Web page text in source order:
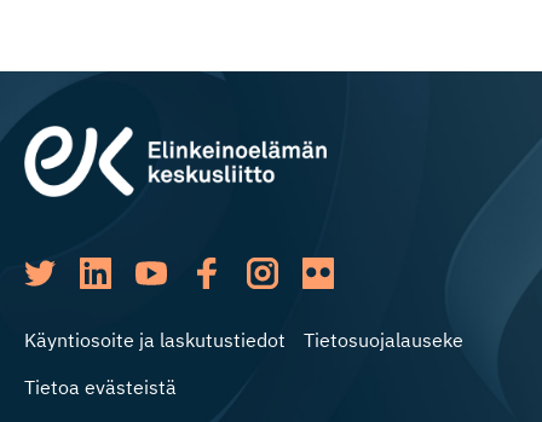
Käyntiosoite ja laskutustiedot
Tietosuojalauseke
Tietoa evästeistä